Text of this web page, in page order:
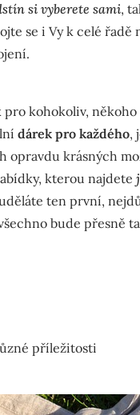
si vyberete sami,
se i Vy k celé
kohokoliv,
dárek pro každého,
opravdu krásných
kterou najdete
ten první,
bude přesně
příležitosti